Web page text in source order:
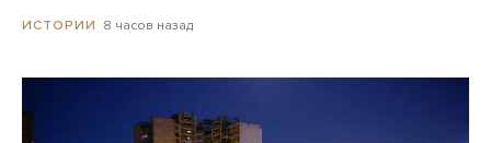
ИСТОРИИ 8 часов назад